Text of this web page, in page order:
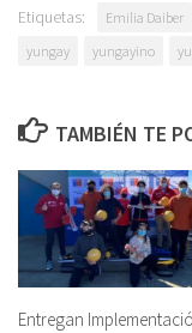
Etiquetas: Emilia Daiber
yungay
yungayino
TAMBIÉN TE
Entregan